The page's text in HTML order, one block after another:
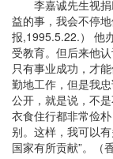
李嘉诚先生视捐
益的事，我会不停
报,1995.5.22.） 他
受教育。但后来他
只有事业成功，才
勤地工作，但是我
公开，就是说，不
衣食住行都非常俭
别。这样，我可以
国家有所贡献”。（